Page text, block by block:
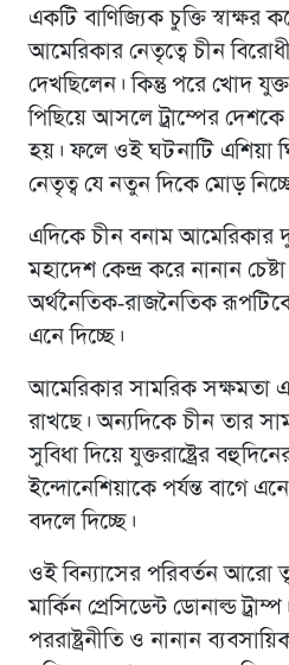
একটি বাণিজ্যিক চুক্তি স্বাক্ষর
আমেরিকার নেতৃত্বে চীন
দেখছিলেন। কিন্তু পরে খোদ
পিছিয়ে আসলে ট্রাম্পের দেশকে
হয়। ফলে ওই ঘটনাটি এশিয়া
নেতৃত্ব যে নতুন দিকে মোড়
এদিকে চীন বনাম আমেরিকার
মহাদেশ কেন্দ্র করে নানান
অর্থনৈতিক-রাজনৈতিক রূপটিকে
এনে দিচ্ছে।
আমেরিকার সামরিক সক্ষমতা
রাখছে। অন্যদিকে চীন তার
সুবিধা দিয়ে যুক্তরাষ্ট্রের
ইন্দোনেশিয়াকে পর্যন্ত বাগে
বদলে দিচ্ছে।
ওই বিন্যাসের পরিবর্তন আরো
মার্কিন প্রেসিডেন্ট ডোনাল্ড
পররাষ্ট্রনীতি ও নানান